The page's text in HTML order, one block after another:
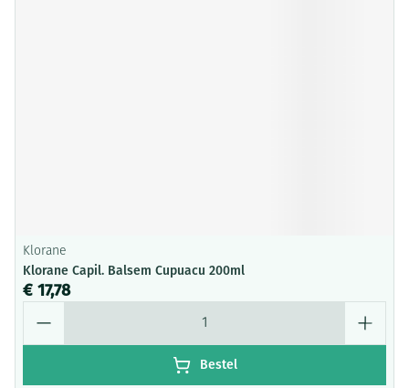
Klorane
Klorane Capil. Balsem Cupuacu 200ml
€ 17,78
Bestel